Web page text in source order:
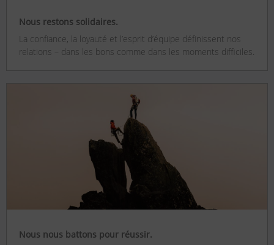
Nous restons solidaires.
La confiance, la loyauté et l’esprit d’équipe définissent nos
relations – dans les bons comme dans les moments difficiles.
Nous nous battons pour réussir.